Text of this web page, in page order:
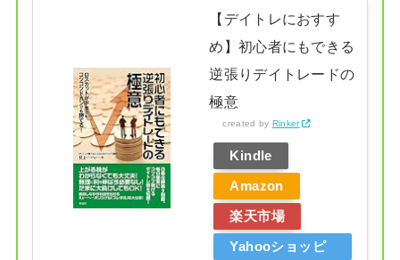
【デイトレにおすす
め】初心者にもできる
逆張りデイトレードの
極意
created by Rinker
Kindle
Amazon
楽天市場
Yahooショッピ